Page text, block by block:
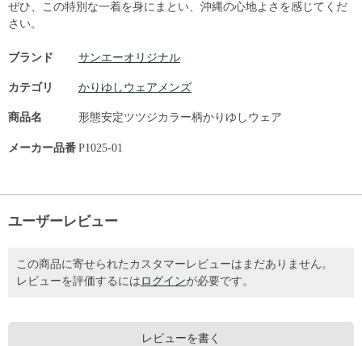
ぜひ、この特別な一着を身にまとい、沖縄の心地よさを感じてくだ
さい。
ブランド サンエーオリジナル
カテゴリ かりゆしウェアメンズ
商品名 形態安定ツツジカラー柄かりゆしウェア
メーカー品番 P1025-01
ユーザーレビュー
この商品に寄せられたカスタマーレビューはまだありません。
レビューを評価するには ログインが必要です。
レビューを書く